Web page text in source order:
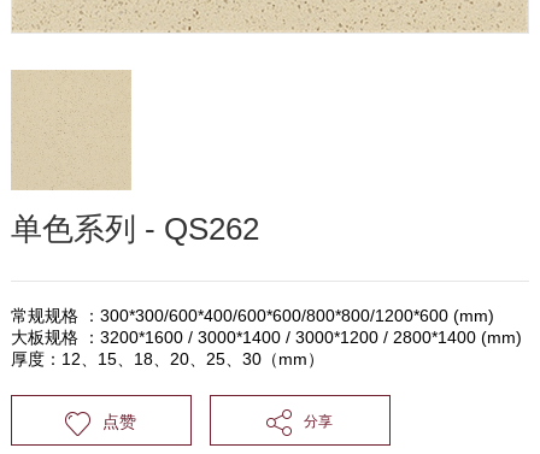
单色系列 - QS262
常规规格 ：300*300/600*400/600*600/800*800/1200*600 (mm)
大板规格 ：3200*1600 / 3000*1400 / 3000*1200 / 2800*1400 (mm)
厚度：12、15、18、20、25、30（mm）
点赞 分享